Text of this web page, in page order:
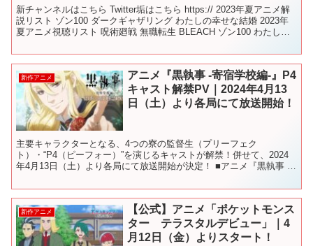
新チャンネルはこちら Twitter垢はこちら https:// 2023年夏アニメ解
説リスト ゾン100 ダークギャザリング わたしの幸せな結婚 2023年
夏アニメ視聴リスト 呪術廻戦 無職転生 BLEACH ゾン100 わたしの
新作アニメ
アニメ『黒執事 -寄宿学校編-』P4
キャスト解禁PV｜2024年4月13
日（土）より各局にて放送開始！
主要キャラクターとなる、4つの寮の監督生（プリーフェク
ト）・“P4（ピーフォー）”を演じるキャストが解禁！併せて、2024
年4月13日（土）より各局にて放送開始が決定！ ■アニメ『黒執事 -
新作アニメ
【公式】アニメ「ポケットモンス
ター テラスタルデビュー」｜4
月12日（金）よりスタート！